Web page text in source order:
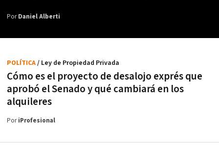
PorDaniel Alberti
Cómo es el proyecto de desalojo exprés que
aprobó el Senado y qué cambiará en los
alquileres
POLÍTICA/ Ley de Propiedad Privada
PoriProfesional